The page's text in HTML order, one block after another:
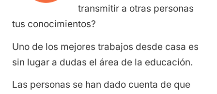
transmitir a otras personas
tus conocimientos?
Uno de los mejores trabajos desde casa es
sin lugar a dudas el área de la educación.
Las personas se han dado cuenta de que